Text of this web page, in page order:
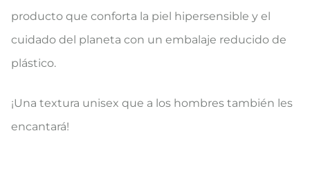
producto que conforta la piel hipersensible y el
cuidado del planeta con un embalaje reducido de
plástico.
¡Una textura unisex que a los hombres también les
encantará!